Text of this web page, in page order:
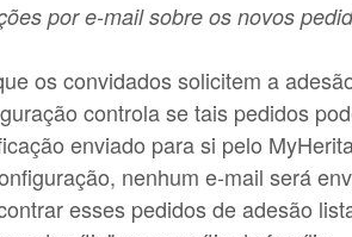
por e-mail sobre os novos
os convidados solicitem a
controla se tais pedidos
enviado para si pelo
nenhum e-mail será
esses pedidos de adesão